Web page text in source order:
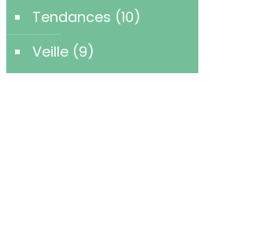
Tendances (10)
Veille(9)